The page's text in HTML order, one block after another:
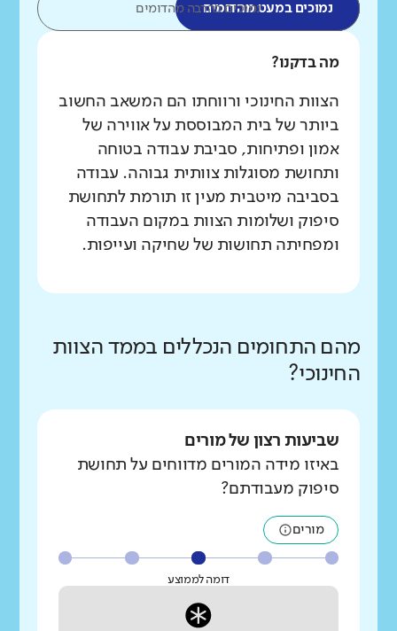
נמוכים במעט מהדומיםנמוכים בהרבה מהדומים
מה בדקנו?
הצוות החינוכי ורווחתו הם המשאב החשוב
ביותר של בית המבוססת על אווירה של
אמון ופתיחות, סביבת עבודה בטוחה
ותחושת מסוגלות צוותית גבוהה. עבודה
בסביבה מיטבית מעין זו תורמת לתחושת
סיפוק ושלומות הצוות במקום העבודה
ומפחיתה תחושות של שחיקה ועייפות.
מהם התחומים הנכללים בממד הצוות
החינוכי?
שביעות רצון של מורים
באיזו מידה המורים מדווחים על תחושת
סיפוק מעבודתם?
מורים
דומה לממוצע